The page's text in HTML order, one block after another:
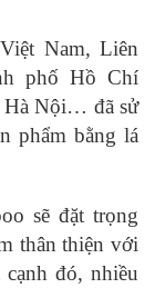
Nam, Liên
phố Hồ Chí
Nội… đã sử
phẩm bằng lá
sẽ đặt trọng
thân thiện với
đó, nhiều